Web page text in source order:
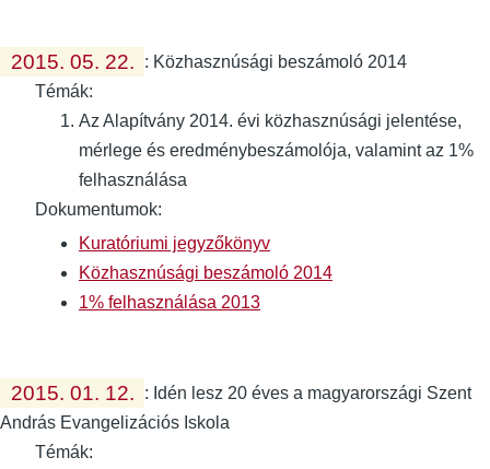
2015. 05. 22. : Közhasznúsági beszámoló 2014
Témák:
Az Alapítvány 2014. évi közhasznúsági jelentése,
mérlege és eredménybeszámolója, valamint az 1%
felhasználása
Dokumentumok:
Kuratóriumi jegyzőkönyv
Közhasznúsági beszámoló 2014
1% felhasználása 2013
2015. 01. 12. : Idén lesz 20 éves a magyarországi Szent
András Evangelizációs Iskola
Témák: